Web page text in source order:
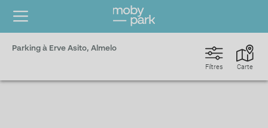
Parking à Erve Asito, Almelo
Carte
Filtres